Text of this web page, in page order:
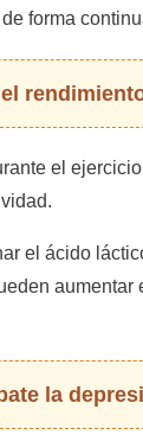
forma
el
el ácido
la